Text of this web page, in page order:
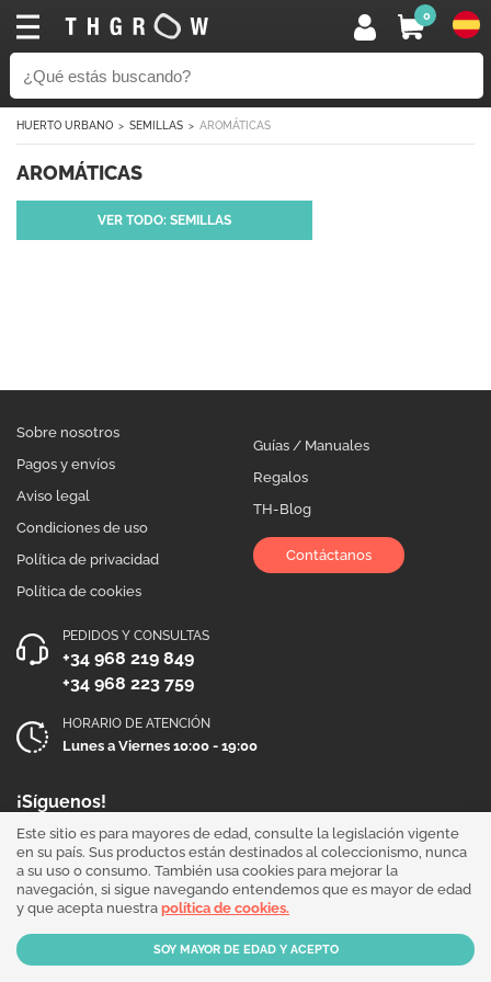
0
HUERTO URBANO SEMILLAS AROMÁTICAS
AROMÁTICAS
VER TODO: SEMILLAS
Sobre nosotros
Pagos y envíos
Aviso legal
Condiciones de uso
Política de privacidad
Política de cookies
Guías / Manuales
Regalos
TH-Blog
Contáctanos
PEDIDOS Y CONSULTAS
+34 968 219 849
+34 968 223 759
HORARIO DE ATENCIÓN
Lunes a Viernes 10:00 - 19:00
¡Síguenos!
Copyright © 2026 - THGrow.com - Souvenir Garden S.L. CIF B-73729667 - Calle
Este sitio es para mayores de edad, consulte la legislación vigente
en su país. Sus productos están destinados al coleccionismo, nunca
a su uso o consumo. También usa cookies para mejorar la
navegación, si sigue navegando entendemos que es mayor de edad
y que acepta nuestra política de cookies.